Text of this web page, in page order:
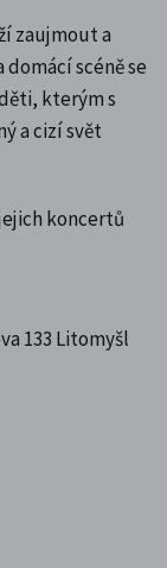
zaujmout a
scéně se
kterým s
a cizí svět
koncertů
133 Litomyšl